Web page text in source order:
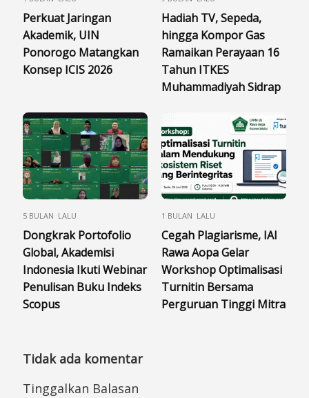
Perkuat Jaringan
Akademik, UIN
Ponorogo Matangkan
Konsep ICIS 2026
Hadiah TV, Sepeda,
hingga Kompor Gas
Ramaikan Perayaan 16
Tahun ITKES
Muhammadiyah Sidrap
5 BULAN LALU
Dongkrak Portofolio
Global, Akademisi
Indonesia Ikuti Webinar
Penulisan Buku Indeks
Scopus
1 BULAN LALU
Cegah Plagiarisme, IAI
Rawa Aopa Gelar
Workshop Optimalisasi
Turnitin Bersama
Perguruan Tinggi Mitra
Tidak ada komentar
Tinggalkan Balasan